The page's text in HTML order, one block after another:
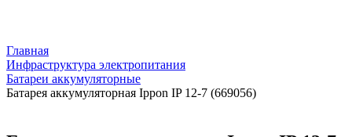
Главная
Инфраструктура электропитания
Батареи аккумуляторные
Батарея аккумуляторная Ippon IP 12-7 (669056)